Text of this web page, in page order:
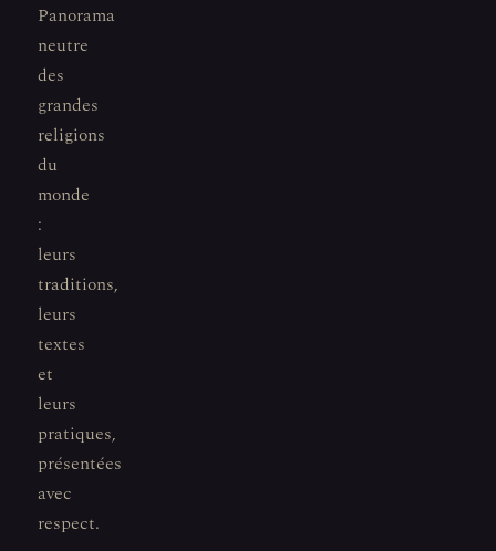
Panorama
neutre
des
grandes
religions
du
monde
:
leurs
traditions,
leurs
textes
et
leurs
pratiques,
présentées
avec
respect.